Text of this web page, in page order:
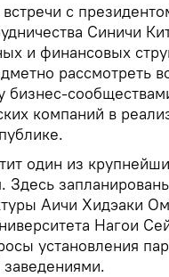
с
Синичи
и финансовых
рассмотреть
бизнес-
компаний в
один из
Здесь
Аичи Хидэаки
Нагои
установления